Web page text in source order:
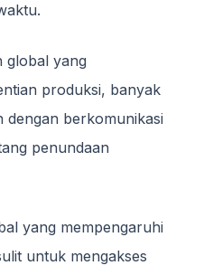
global yang
produksi, banyak
dengan berkomunikasi
penundaan
yang mempengaruhi
untuk mengakses